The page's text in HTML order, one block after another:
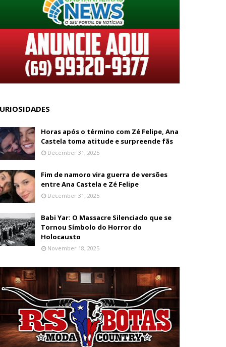
Horas após o término com Zé Felipe, Ana
Castela toma atitude e surpreende fãs
December 31, 2025
Fim de namoro vira guerra de versões
entre Ana Castela e Zé Felipe
December 31, 2025
Babi Yar: O Massacre Silenciado que se
Tornou Símbolo do Horror do
Holocausto
November 18, 2025